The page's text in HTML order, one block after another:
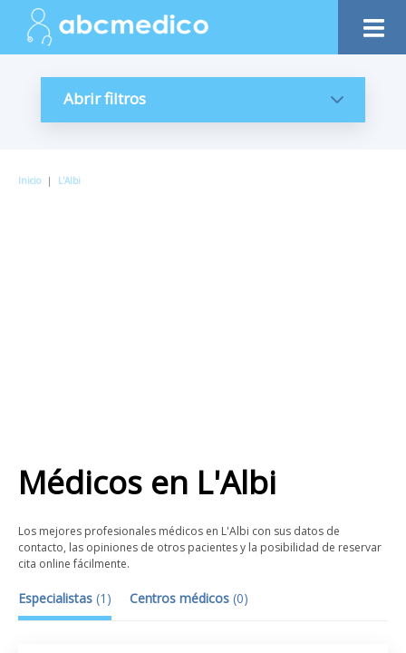
Abrir filtros
Inicio | L'Albi
Médicos en L'Albi
Los mejores profesionales médicos en L'Albi con sus datos de
contacto, las opiniones de otros pacientes y la posibilidad de reservar
cita online fácilmente.
Especialistas (1 ) Centros médicos (0)